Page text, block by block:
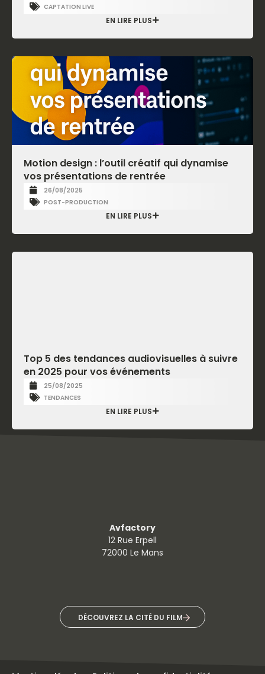
CAPTATION LIVE
EN LIRE PLUS
Motion design : l’outil créatif qui dynamise
vos présentations de rentrée
26/08/2025
POST-PRODUCTION
EN LIRE PLUS
Top 5 des tendances audiovisuelles à suivre
en 2025 pour vos événements
25/08/2025
TENDANCES
EN LIRE PLUS
Avfactory
12 Rue Erpell
DÉCOUVREZ LA CITÉ DU FILM